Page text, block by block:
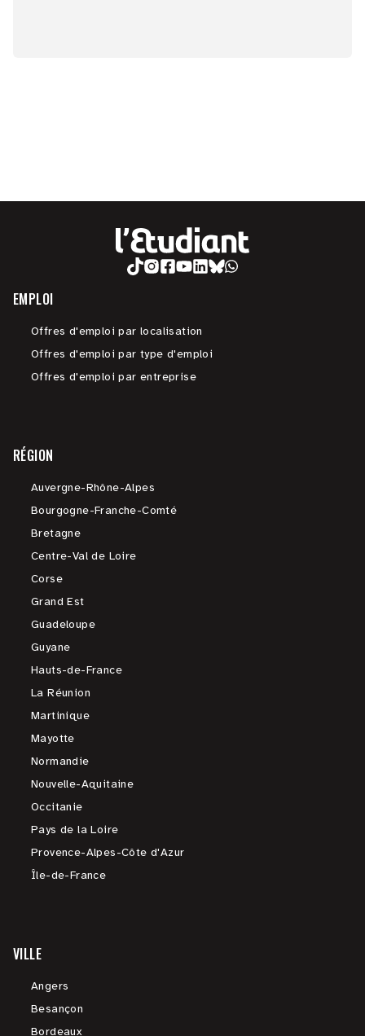
EMPLOI
Offres d'emploi par localisation
Offres d'emploi par type d'emploi
Offres d'emploi par entreprise
RÉGION
Auvergne-Rhône-Alpes
Bourgogne-Franche-Comté
Bretagne
Centre-Val de Loire
Corse
Grand Est
Guadeloupe
Guyane
Hauts-de-France
La Réunion
Martinique
Mayotte
Normandie
Nouvelle-Aquitaine
Occitanie
Pays de la Loire
Provence-Alpes-Côte d'Azur
Île-de-France
VILLE
Angers
Besançon
Bordeaux